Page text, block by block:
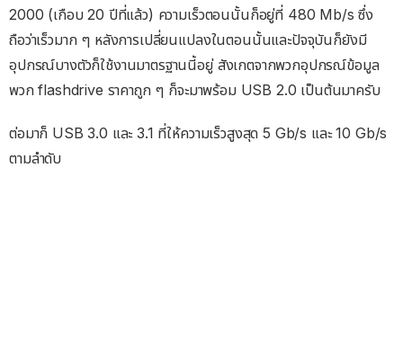
2000 (เกือบ 20 ปีที่แล้ว) ความเร็วตอนนั้นก็อยู่ที่ 480 Mb/s ซึ่ง
ถือว่าเร็วมาก ๆ หลังการเปลี่ยนแปลงในตอนนั้นและปัจจุบันก็ยังมี
อุปกรณ์บางตัวก็ใช้งานมาตรฐานนี้อยู่ สังเกตจากพวกอุปกรณ์ข้อมูล
พวก flashdrive ราคาถูก ๆ ก็จะมาพร้อม USB 2.0 เป็นต้นมาครับ
ต่อมาก็ USB 3.0 และ 3.1 ที่ให้ความเร็วสูงสุด 5 Gb/s และ 10 Gb/s
ตามลำดับ